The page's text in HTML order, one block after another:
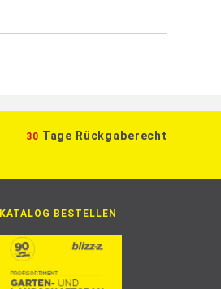
30 Tage Rückgaberecht
KATALOG BESTELLEN